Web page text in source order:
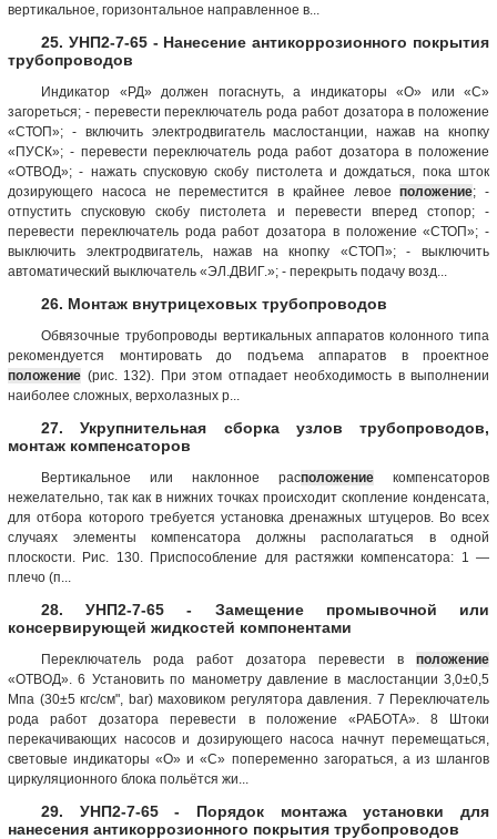
вертикальное, горизонтальное направленное в...
25. УНП2-7-65 - Нанесение антикоррозионного покрытия
трубопроводов
Индикатор «РД» должен погаснуть, а индикаторы «О» или «С»
загореться; - перевести переключатель рода работ дозатора в положение
«СТОП»; - включить электродвигатель маслостанции, нажав на кнопку
«ПУСК»; - перевести переключатель рода работ дозатора в положение
«ОТВОД»; - нажать спусковую скобу пистолета и дождаться, пока шток
дозирующего насоса не переместится в крайнее левоеположение; -
отпустить спусковую скобу пистолета и перевести вперед стопор; -
перевести переключатель рода работ дозатора в положение «СТОП»; -
выключить электродвигатель, нажав на кнопку «СТОП»; - выключить
автоматический выключатель «ЭЛ.ДВИГ.»; - перекрыть подачу возд...
26. Монтаж внутрицеховых трубопроводов
Обвязочные трубопроводы вертикальных аппаратов колонного типа
рекомендуется монтировать до подъема аппаратов в проектное
положение (рис. 132). При этом отпадает необходимость в выполнении
наиболее сложных, верхолазных р...
27. Укрупнительная сборка узлов трубопроводов,
монтаж компенсаторов
Вертикальное или наклонное расположение компенсаторов
нежелательно, так как в нижних точках происходит скопление конденсата,
для отбора которого требуется установка дренажных штуцеров. Во всех
случаях элементы компенсатора должны располагаться в одной
плоскости. Рис. 130. Приспособление для растяжки компенсатора: 1 —
плечо (п...
28. УНП2-7-65 - Замещение промывочной или
консервирующей жидкостей компонентами
Переключатель рода работ дозатора перевести в положение
«ОТВОД». 6 Установить по манометру давление в маслостанции 3,0±0,5
Мпа (30±5 кгс/см", bar) маховиком регулятора давления. 7 Переключатель
рода работ дозатора перевести в положение «РАБОТА». 8 Штоки
перекачивающих насосов и дозирующего насоса начнут перемещаться,
световые индикаторы «О» и «С» попеременно загораться, а из шлангов
циркуляционного блока польётся жи...
29. УНП2-7-65 - Порядок монтажа установки для
нанесения антикоррозионного покрытия трубопроводов